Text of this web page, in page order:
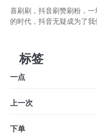
喜刷刷，抖音刷赞刷粉，
的时代，抖音无疑成为了
标签
一点
上一次
下单